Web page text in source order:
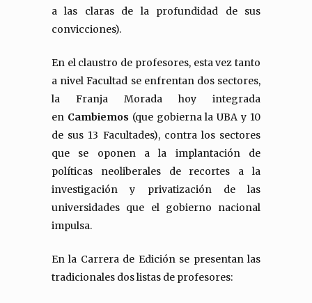
a las claras de la profundidad de sus
convicciones).
En el claustro de profesores, esta vez tanto
a nivel Facultad se enfrentan dos sectores,
la Franja Morada hoy integrada
en Cambiemos (que gobierna la UBA y 10
de sus 13 Facultades), contra los sectores
que se oponen a la implantación de
políticas neoliberales de recortes a la
investigación y privatización de las
universidades que el gobierno nacional
impulsa.
En la Carrera de Edición se presentan las
tradicionales dos listas de profesores: